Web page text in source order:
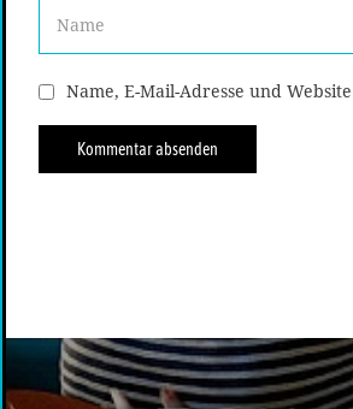
Name, E-Mail-Adresse und